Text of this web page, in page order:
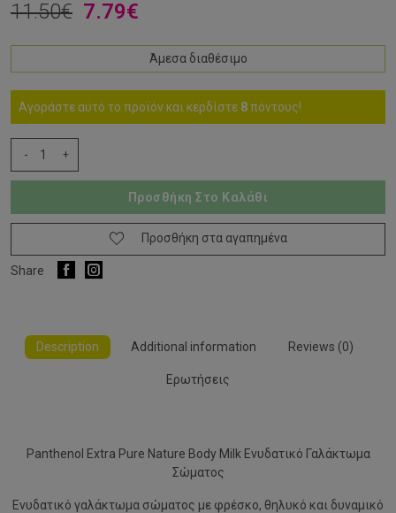
11.50€ 7.79€
Άμεσα διαθέσιμο
Αγοράστε αυτό το προϊόν και κερδίστε 8πόντους!
PANTHENOL
PURE
BODY
200ML
quantity
+
-
Προσθήκη Στο Καλάθι
Προσθήκη στα αγαπημένα
Share
Description Additional information Reviews (0)
Ερωτήσεις
Panthenol Extra Pure Nature Body Milk Ενυδατικό Γαλάκτωμα
Σώματος
Ενυδατικό γαλάκτωμα σώματος με φρέσκο, θηλυκό και δυναμικό